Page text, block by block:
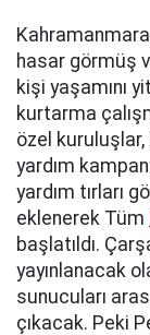
hasar görmüş
kişi yaşamını
kurtarma
özel
yardım
yardım tırları
eklenerek Tüm
başlatıldı.
yayınlanacak
sunucuları
çıkacak. Peki